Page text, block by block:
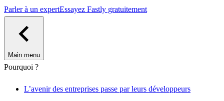
Parler à un expertEssayez Fastly gratuitement
Main menu
Pourquoi ?
L’avenir des entreprises passe par leurs développeurs